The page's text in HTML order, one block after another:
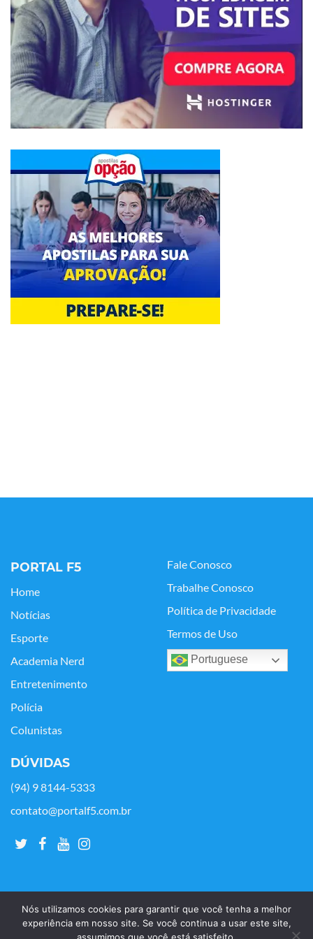
PORTAL F5
Home
Notícias
Esporte
Academia Nerd
Entretenimento
Polícia
Colunistas
Fale Conosco
Trabalhe Conosco
Política de Privacidade
Termos de Uso
Portuguese
DÚVIDAS
(94) 9 8144-5333
contato@portalf5.com.br
Nós utilizamos cookies para garantir que você tenha a melhor
experiência em nosso site. Se você continua a usar este site,